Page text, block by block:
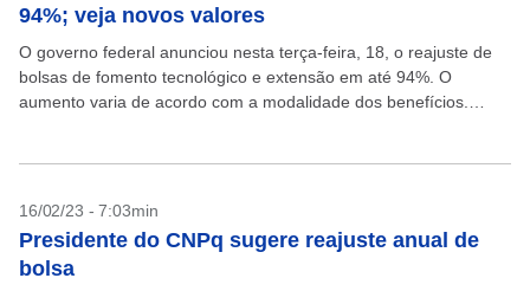
94%; veja novos valores
O governo federal anunciou nesta terça-feira, 18, o reajuste de
bolsas de fomento tecnológico e extensão em até 94%. O
aumento varia de acordo com a modalidade dos benefícios.
16/02/23 - 7:03min
Presidente do CNPq sugere reajuste anual de
bolsa